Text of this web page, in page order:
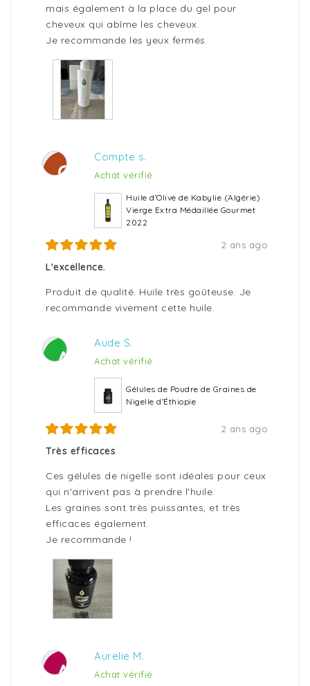
mais également à la place du gel pour
cheveux qui abîme les cheveux.
Je recommande les yeux fermés.
C
Compte s.
Achat vérifié
Huile d’Olive de Kabylie (Algérie)
Vierge Extra Médaillée Gourmet
2022
2 ans ago
L'excellence.
Produit de qualité. Huile très goûteuse. Je
recommande vivement cette huile.
A
Aude S.
Achat vérifié
Gélules de Poudre de Graines de
Nigelle d'Éthiopie
2 ans ago
Très efficaces
Ces gélules de nigelle sont idéales pour ceux
qui n'arrivent pas à prendre l'huile.
Les graines sont très puissantes, et très
efficaces également.
Je recommande !
A
Aurelie M.
Achat vérifié